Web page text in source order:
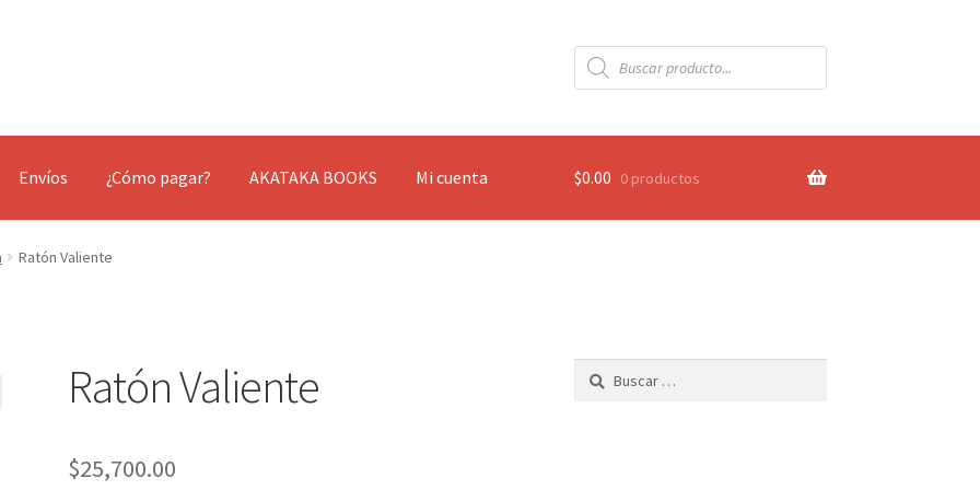
Búsqueda
de
productos
Envíos ¿Cómo pagar? AKATAKA BOOKS Mi cuenta $0.00 0 productos
Ratón Valiente
Ratón Valiente
$25,700.00
Buscar: